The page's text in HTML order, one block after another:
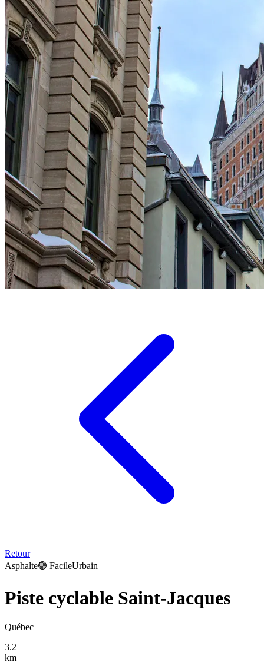
Retour
Asphalte🟢 FacileUrbain
Piste cyclable Saint-Jacques
Québec
3.2
km